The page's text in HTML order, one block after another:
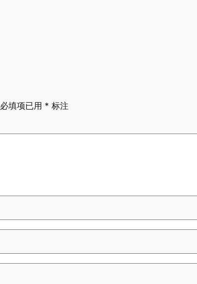
必填项已用 * 标注